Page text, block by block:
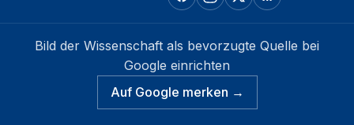
Bild der Wissenschaft als bevorzugte Quelle bei
Google einrichten
Auf Google merken →